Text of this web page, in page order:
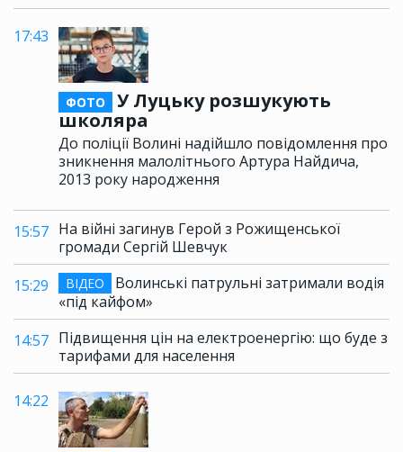
17:43
ФОТО
У Луцьку розшукують
школяра
До поліції Волині надійшло повідомлення про
зникнення малолітнього Артура Найдича,
2013 року народження
15:57 На війні загинув Герой з Рожищенської
громади Сергій Шевчук
15:29
ВІДЕО
Волинські патрульні затримали водія
«під кайфом»
14:57 Підвищення цін на електроенергію: що буде з
тарифами для населення
14:22